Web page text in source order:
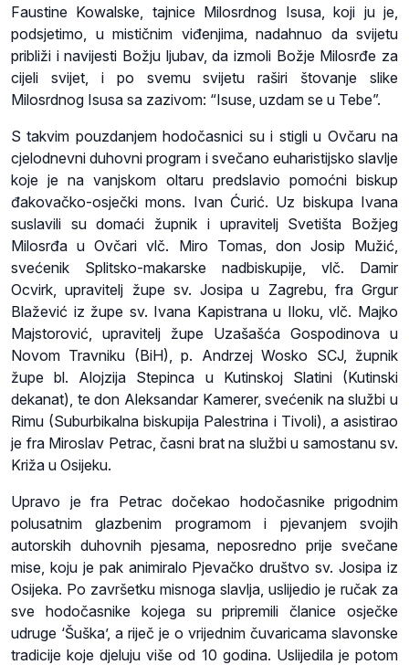
Faustine Kowalske, tajnice Milosrdnog Isusa, koji ju je,
podsjetimo, u mističnim viđenjima, nadahnuo da svijetu
približi i navijesti Božju ljubav, da izmoli Božje Milosrđe za
cijeli svijet, i po svemu svijetu raširi štovanje slike
Milosrdnog Isusa sa zazivom: “Isuse, uzdam se u Tebe”.
S takvim pouzdanjem hodočasnici su i stigli u Ovčaru na
cjelodnevni duhovni program i svečano euharistijsko slavlje
koje je na vanjskom oltaru predslavio pomoćni biskup
đakovačko-osječki mons. Ivan Ćurić. Uz biskupa Ivana
suslavili su domaći župnik i upravitelj Svetišta Božjeg
Milosrđa u Ovčari vlč. Miro Tomas, don Josip Mužić,
svećenik Splitsko-makarske nadbiskupije, vlč. Damir
Ocvirk, upravitelj župe sv. Josipa u Zagrebu, fra Grgur
Blažević iz župe sv. Ivana Kapistrana u Iloku, vlč. Majko
Majstorović, upravitelj župe Uzašašća Gospodinova u
Novom Travniku (BiH), p. Andrzej Wosko SCJ, župnik
župe bl. Alojzija Stepinca u Kutinskoj Slatini (Kutinski
dekanat), te don Aleksandar Kamerer, svećenik na službi u
Rimu (Suburbikalna biskupija Palestrina i Tivoli), a asistirao
je fra Miroslav Petrac, časni brat na službi u samostanu sv.
Križa u Osijeku.
Upravo je fra Petrac dočekao hodočasnike prigodnim
polusatnim glazbenim programom i pjevanjem svojih
autorskih duhovnih pjesama, neposredno prije svečane
mise, koju je pak animiralo Pjevačko društvo sv. Josipa iz
Osijeka. Po završetku misnoga slavlja, uslijedio je ručak za
sve hodočasnike kojega su pripremili članice osječke
udruge ‘Šuška’, a riječ je o vrijednim čuvaricama slavonske
tradicije koje djeluju više od 10 godina. Uslijedila je potom